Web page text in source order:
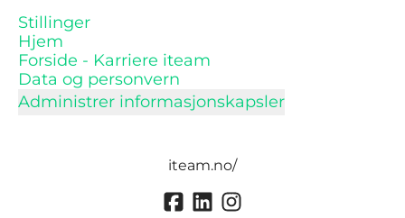
Stillinger
Hjem
Forside - Karriere iteam
Data og personvern
Administrer informasjonskapsler
iteam.no/